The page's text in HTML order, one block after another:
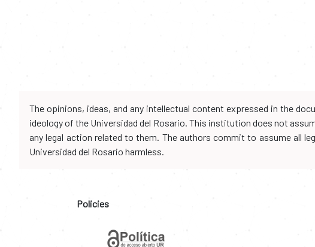
The opinions, ideas, and any intellectual content expressed in the
ideology of the Universidad del Rosario. This institution does not
any legal action related to them. The authors commit to assume all
Universidad del Rosario harmless.
Policies